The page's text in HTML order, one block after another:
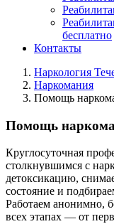
бесплатно
Контакты
Наркология
Наркомания
Помощь
Помощь
Круглосуточная
столкнувшимся с
детоксикацию,
состояние и
Работаем анонимно,
всех этапах — от